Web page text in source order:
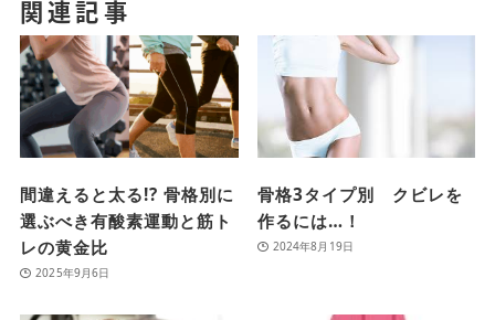
関連記事
間違えると太る!? 骨格別に
選ぶべき有酸素運動と筋ト
レの黄金比
2025年9月6日
骨格3タイプ別 クビレを
作るには…！
2024年8月19日